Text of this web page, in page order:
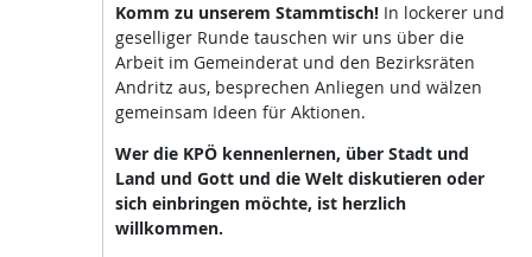
Komm zu unserem Stammtisch!In lockerer und
geselliger Runde tauschen wir uns über die
Arbeit im Gemeinderat und den Bezirksräten
Andritz aus, besprechen Anliegen und wälzen
gemeinsam Ideen für Aktionen.
Wer die KPÖ kennenlernen, über Stadt und
Land und Gott und die Welt diskutieren oder
sich einbringen möchte, ist herzlich
willkommen.